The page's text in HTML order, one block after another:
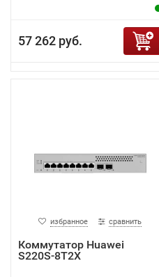
57 262 руб.
избранное сравнить
Коммутатор Huawei
S220S-8T2X